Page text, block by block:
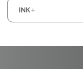
INK+